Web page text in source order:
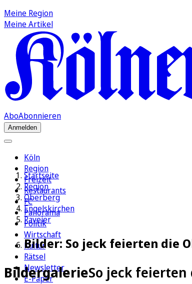
Meine Region
Meine Artikel
AboAbonnieren
Anmelden
Köln
Region
Freizeit
Restaurants
FC
Panorama
Politik
Wirtschaft
Kultur
Rätsel
Newsletter
E-Paper
Startseite
Region
Oberberg
Engelskirchen
Paveier
Bilder: So jeck feierten die
BildergalerieSo jeck feierten